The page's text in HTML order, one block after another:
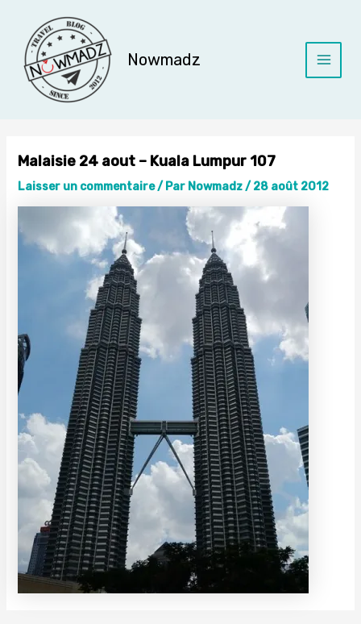
contenu
Nowmadz
Main
Malaisie 24 aout – Kuala Lumpur 107
Laisser un commentaire / Par Nowmadz/ 28 août 2012